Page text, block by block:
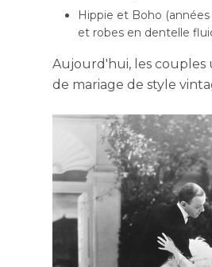
Hippie et Boho (années
et robes en dentelle
Aujourd'hui, les couples
de mariage de style